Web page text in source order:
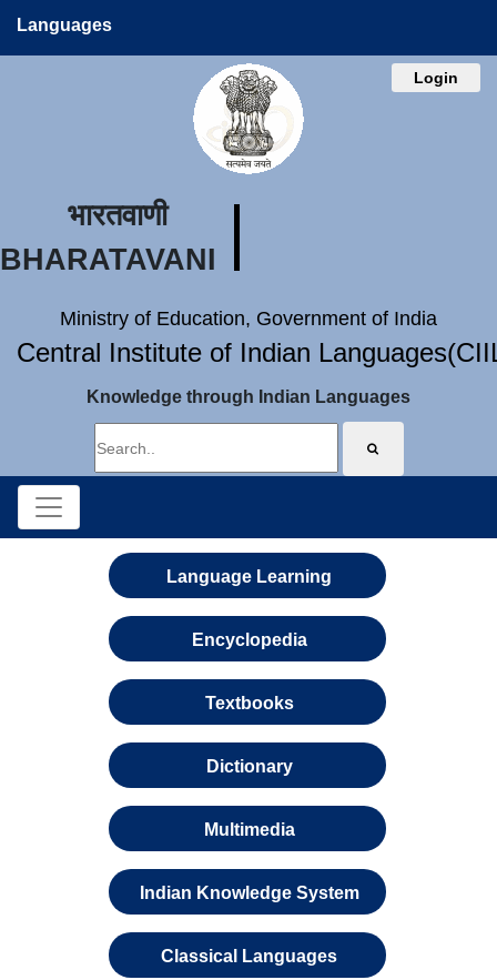
Languages
Login
भारतवाणी
BHARATAVANI
Ministry of Education, Government of India
Central Institute of Indian
Knowledge through Indian Languages
Language Learning
Encyclopedia
Textbooks
Dictionary
Multimedia
Indian Knowledge System
Classical Languages